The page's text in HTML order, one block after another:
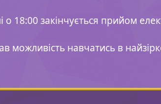
о 18:00 закінчується прийом
можливість навчатись в